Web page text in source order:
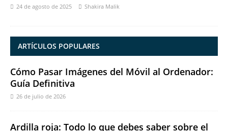
24 de agosto de 2025 Shakira Malik
ARTÍCULOS POPULARES
Cómo Pasar Imágenes del Móvil al Ordenador:
Guía Definitiva
26 de julio de 2026
Ardilla roja: Todo lo que debes saber sobre el